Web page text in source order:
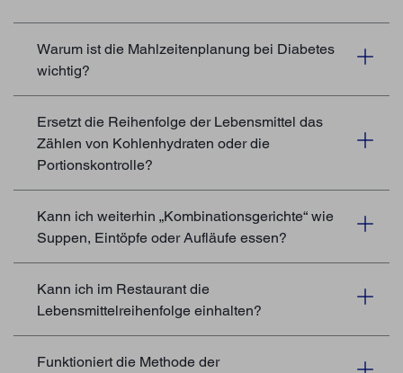
Warum ist die Mahlzeitenplanung bei Diabetes
wichtig?
Ersetzt die Reihenfolge der Lebensmittel das
Zählen von Kohlenhydraten oder die
Portionskontrolle?
Kann ich weiterhin „Kombinationsgerichte“ wie
Suppen, Eintöpfe oder Aufläufe essen?
Kann ich im Restaurant die
Lebensmittelreihenfolge einhalten?
Funktioniert die Methode der